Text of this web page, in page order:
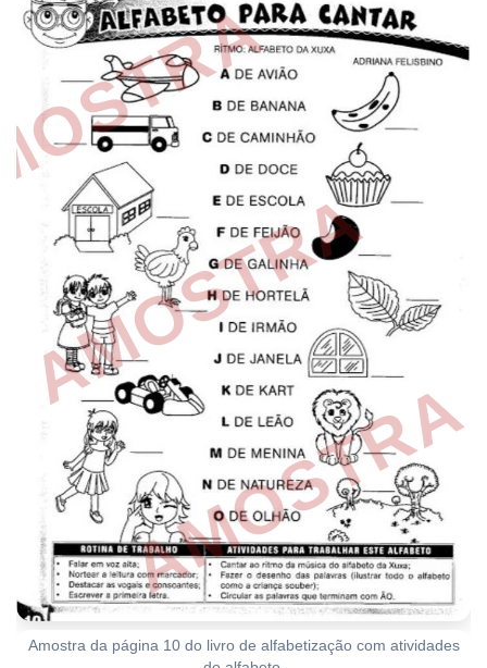
Amostra da página 10 do livro de alfabetização com atividades